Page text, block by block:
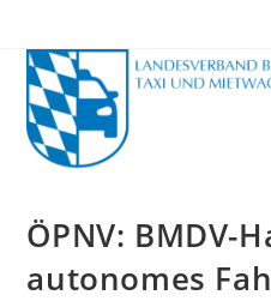
Inhalt
springen
ÖPNV: BMDV-
autonomes